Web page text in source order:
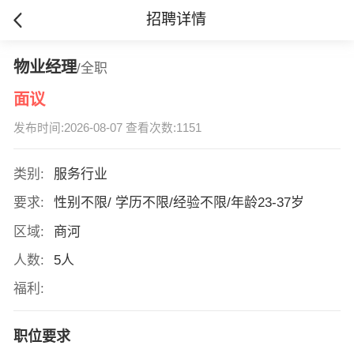
招聘详情
物业经理/全职
面议
发布时间:2026-08-07 查看次数:1151
类别:
服务行业
要求:
性别不限/ 学历不限/经验不限/年龄23-37岁
区域:
商河
人数:
5人
福利:
职位要求